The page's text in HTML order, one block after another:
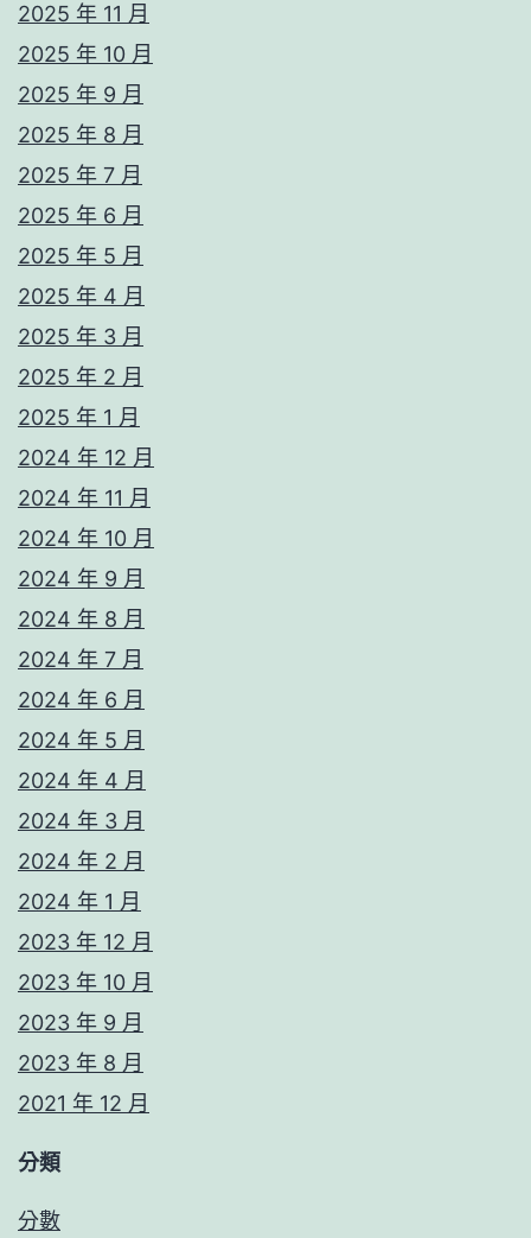
2025 年 11 月
2025 年 10 月
2025 年 9 月
2025 年 8 月
2025 年 7 月
2025 年 6 月
2025 年 5 月
2025 年 4 月
2025 年 3 月
2025 年 2 月
2025 年 1 月
2024 年 12 月
2024 年 11 月
2024 年 10 月
2024 年 9 月
2024 年 8 月
2024 年 7 月
2024 年 6 月
2024 年 5 月
2024 年 4 月
2024 年 3 月
2024 年 2 月
2024 年 1 月
2023 年 12 月
2023 年 10 月
2023 年 9 月
2023 年 8 月
2021 年 12 月
分類
分數